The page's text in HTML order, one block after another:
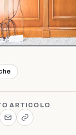
ARTICOLO